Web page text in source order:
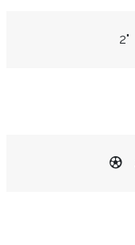
2"